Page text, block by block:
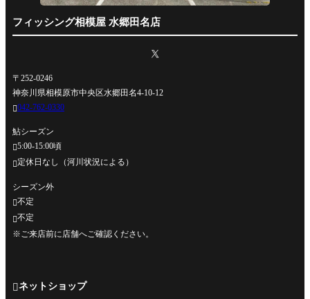
フィッシング相模屋 水郷田名店
〒252-0246
神奈川県相模原市中央区水郷田名4-10-12
042-762-0330
鮎シーズン
5:00-15:00頃
定休日なし（河川状況による）
シーズン外
不定
不定
※ご来店前に店舗へご確認ください。
ネットショップ